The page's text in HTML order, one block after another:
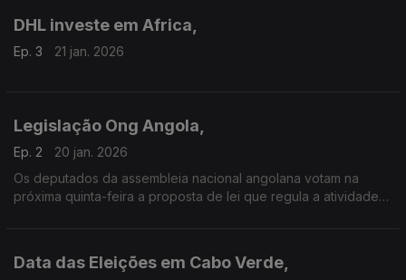
DHL investe em Africa,
Ep. 3 21 jan. 2026
Legislação Ong Angola,
Ep. 2
20 jan. 2026
Os deputados da assembleia nacional angolana votam na
próxima quinta-feira a proposta de lei que regula a atividade
Data das Eleições em Cabo Verde,